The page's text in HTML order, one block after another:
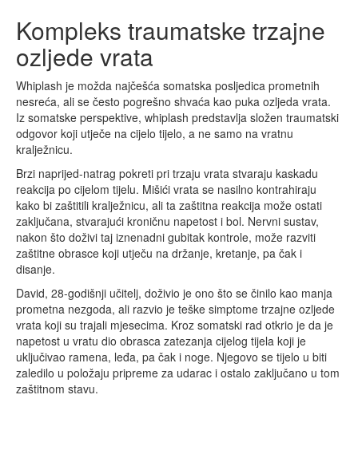
Kompleks traumatske trzajne
ozljede vrata
Whiplash je možda najčešća somatska posljedica prometnih
nesreća, ali se često pogrešno shvaća kao puka ozljeda vrata.
Iz somatske perspektive, whiplash predstavlja složen traumatski
odgovor koji utječe na cijelo tijelo, a ne samo na vratnu
kralježnicu.
Brzi naprijed-natrag pokreti pri trzaju vrata stvaraju kaskadu
reakcija po cijelom tijelu. Mišići vrata se nasilno kontrahiraju
kako bi zaštitili kralježnicu, ali ta zaštitna reakcija može ostati
zaključana, stvarajući kroničnu napetost i bol. Nervni sustav,
nakon što doživi taj iznenadni gubitak kontrole, može razviti
zaštitne obrasce koji utječu na držanje, kretanje, pa čak i
disanje.
David, 28-godišnji učitelj, doživio je ono što se činilo kao manja
prometna nezgoda, ali razvio je teške simptome trzajne ozljede
vrata koji su trajali mjesecima. Kroz somatski rad otkrio je da je
napetost u vratu dio obrasca zatezanja cijelog tijela koji je
uključivao ramena, leđa, pa čak i noge. Njegovo se tijelo u biti
zaledilo u položaju pripreme za udarac i ostalo zaključano u tom
zaštitnom stavu.